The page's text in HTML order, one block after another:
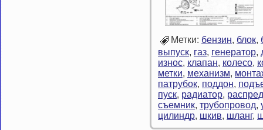
Метки: бензин, блок,
выпуск, газ, генератор,
износ, клапан, колесо,
метки, механизм,
патрубок, поддон,
пуск, радиатор,
съемник, трубопровод,
цилиндр, шкив, шланг,